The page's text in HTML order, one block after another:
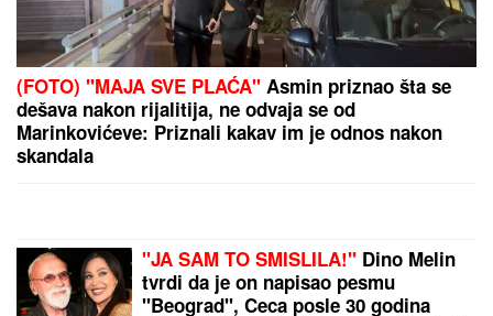
HAOS U NEMAČKOJ VOJSCI!Rezervisti pokrali
redovne trupe: Odnose sve, od municije do
naoružanja – Berlin u PANICI!